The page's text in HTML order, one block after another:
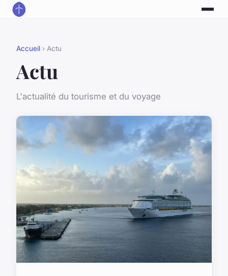
Accueil › Actu
Actu
L'actualité du tourisme et du voyage